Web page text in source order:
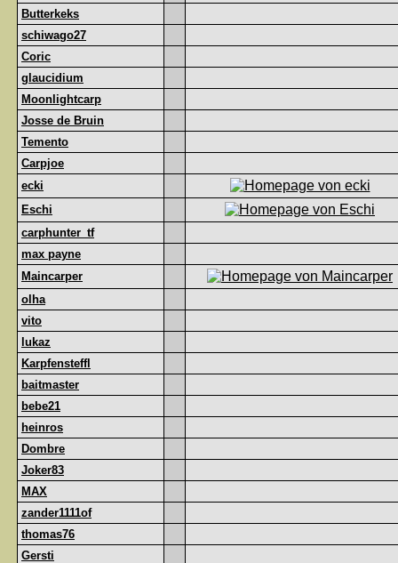
Butterkeks
schiwago27
Coric
glaucidium
Moonlightcarp
Josse de Bruin
Temento
Carpjoe
ecki
Eschi
carphunter_tf
max payne
Maincarper
olha
vito
lukaz
Karpfensteffl
baitmaster
bebe21
heinros
Dombre
Joker83
MAX
zander1111of
thomas76
Gersti